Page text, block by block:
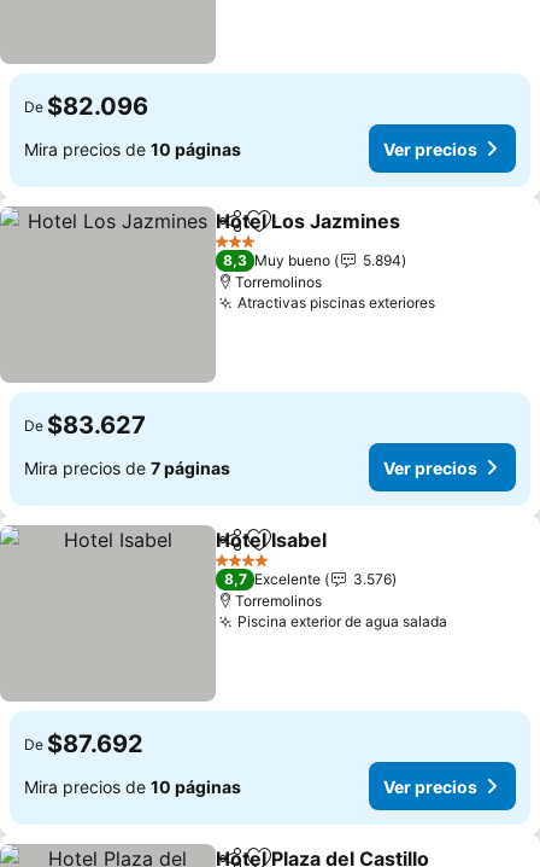
De $82.096
Mira precios de 10 páginas Ver precios
CompartirAgregar a favoritos
Hotel Los Jazmines
3 Estrellas
8,3 Muy bueno
5.894
Torremolinos
Atractivas piscinas exteriores
De $83.627
Mira precios de 7 páginas Ver precios
CompartirAgregar a favoritos
Hotel Isabel
4 Estrellas
8,7 Excelente
3.576
Torremolinos
Piscina exterior de agua salada
De $87.692
Mira precios de 10 páginas Ver precios
Hotel Plaza del Castillo